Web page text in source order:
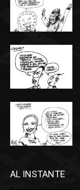
AL INSTANTE